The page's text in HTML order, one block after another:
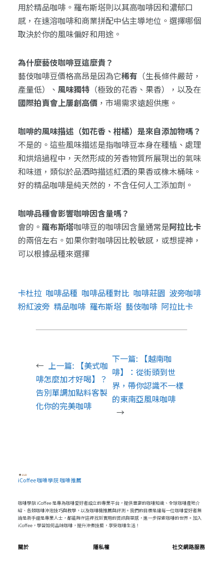
用於精品咖啡。羅布斯塔則以其高咖啡因和濃郁口
感，在速溶咖啡和商業拼配中佔主導地位。選擇哪個
取決於你的風味偏好和用途。
為什麼藝伎咖啡豆這麼貴？
藝伎咖啡豆價格高昂是因為它稀有（生長條件嚴苛，
產量低）、 風味獨特（極致的花香、果香），以及在
國際拍賣會上屢創高價，市場需求遠超供應。
咖啡的風味描述（如花香、柑橘）是來自添加物嗎？
不是的。這些風味描述是指咖啡豆本身在種植、處理
和烘焙過程中，天然形成的芳香物質所展現出的氣味
和味道，類似於品酒時描述紅酒的果香或橡木桶味。
好的精品咖啡是純天然的，不含任何人工添加劑。
咖啡品種會影響咖啡因含量嗎？
會的。 羅布斯塔咖啡豆的咖啡因含量通常是阿拉比卡
的兩倍左右。如果你對咖啡因比較敏感，或想提神，
可以根據品種來選擇
卡杜拉 咖啡品種 咖啡品種對比 咖啡莊園 波旁咖啡
粉紅波旁 精品咖啡 羅布斯塔 藝伎咖啡 阿拉比卡
← 上一篇:
【美式咖
啡怎麼加才好喝】？
告別單調加點料客製
化你的完美咖啡
下一篇:
【越南咖
啡】：從街頭到世
界，帶你認識不一樣
的東南亞風味咖啡
→
iCoffee 咖啡學院 咖啡推薦
咖啡學院 iCoffee 是專為咖啡愛好者設立的專業平台，提供豐富的咖啡知識、全球咖啡產地介
紹、各類咖啡沖泡技巧與教學，以及咖啡機推薦與評測。我們的目標是讓每一位咖啡愛好者無
論是新手還是專業人士，都能夠在這裡找到實用的資訊與靈感，進一步探索咖啡的世界。加入
iCoffee，學習如何品味咖啡，提升沖煮技藝，享受咖啡生活！
關於 隱私權 社交網路服務